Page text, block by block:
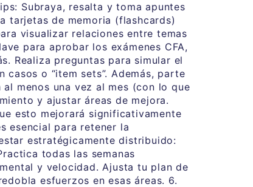
Subraya, resalta y toma apuntes
tarjetas de memoria (flashcards)
visualizar relaciones entre temas
para aprobar los exámenes CFA,
Realiza preguntas para simular el
o “item sets”. Además, parte
menos una vez al mes (con lo que
y ajustar áreas de mejora.
esto mejorará significativamente
esencial para retener la
estratégicamente distribuido:
todas las semanas
y velocidad. Ajusta tu plan de
esfuerzos en esas áreas. 6.